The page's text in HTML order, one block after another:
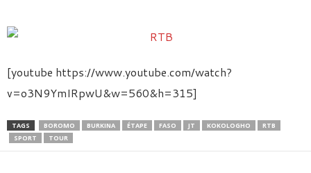
[youtube https://www.youtube.com/watch?
v=o3N9YmIRpwU&w=560&h=315]
TAGS BOROMO BURKINA ÉTAPE FASO JT KOKOLOGHO
RTB
SPORT
TOUR